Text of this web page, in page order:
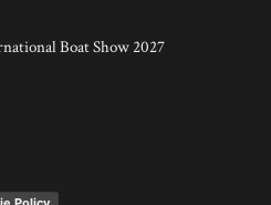
Boat Show 2027